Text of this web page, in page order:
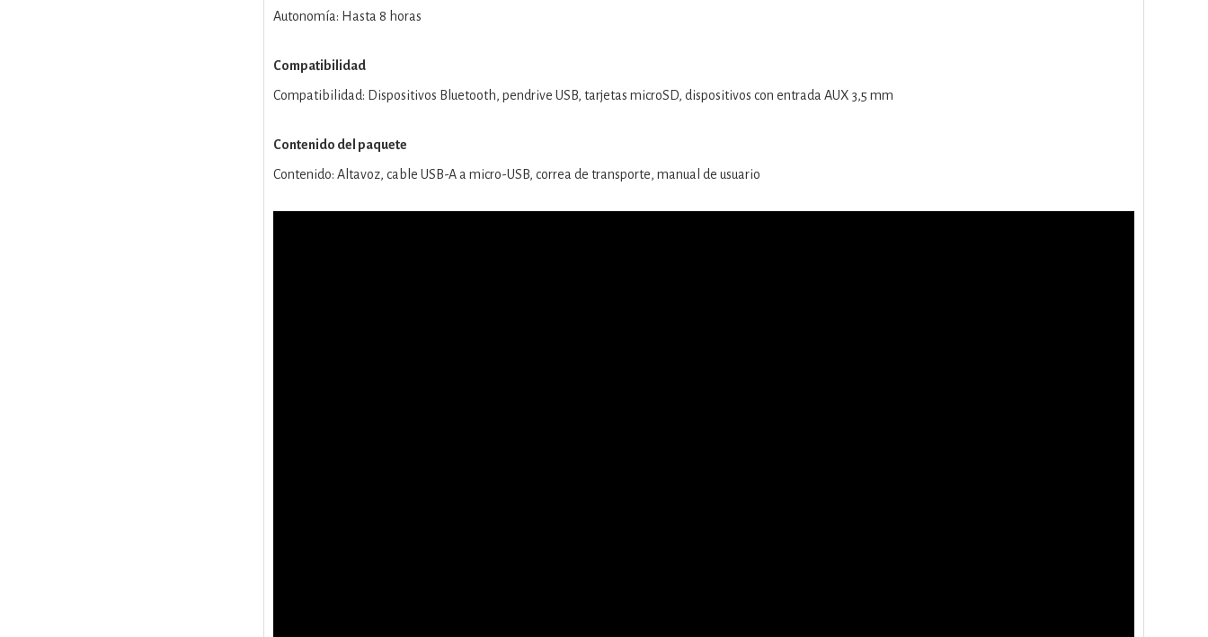
Autonomía: Hasta 8 horas
Compatibilidad
Compatibilidad: Dispositivos Bluetooth, pendrive USB, tarjetas microSD, dispositivos con entrada AUX 3,5 mm
Contenido del paquete
Contenido: Altavoz, cable USB-A a micro-USB, correa de transporte, manual de usuario